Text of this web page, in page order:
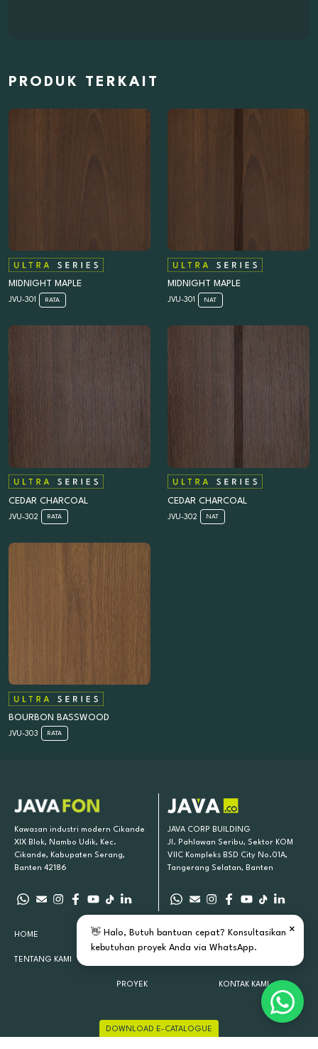
PRODUK TERKAIT
MIDNIGHT MAPLE
JVU-301 RATA
MIDNIGHT MAPLE
JVU-301 NAT
CEDAR CHARCOAL
JVU-302 RATA
CEDAR CHARCOAL
JVU-302 NAT
BOURBON BASSWOOD
JVU-303 RATA
Kawasan industri modern Cikande
XIX Blok, Nambo Udik, Kec.
Cikande, Kabupaten Serang,
Banten 42186
JAVA CORP BUILDING
Jl. Pahlawan Seribu, Sektor KOM
VIIC Kompleks BSD City No.01A,
Tangerang Selatan, Banten
HOME
TENTANG KAMI
PRODUK KAMI
PROYEK
INSPIRASI
KONTAK KAMI
DOWNLOAD E-CATALOGUE
×
👋 Halo, Butuh bantuan cepat? Konsultasikan
kebutuhan proyek Anda via WhatsApp.